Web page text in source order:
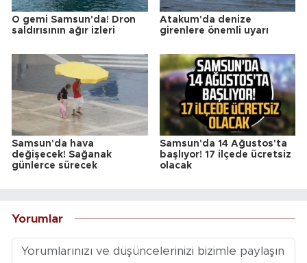
O gemi Samsun'da! Dron
saldırısının ağır izleri
Atakum'da denize
girenlere önemli uyarı
Samsun'da hava
değişecek! Sağanak
günlerce sürecek
Samsun'da 14 Ağustos'ta
başlıyor! 17 ilçede ücretsiz
olacak
Yorumlar